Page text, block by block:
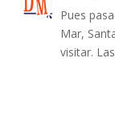
Pues
Mar,
visitar.